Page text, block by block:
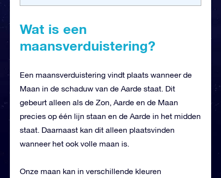
Wat is een
maansverduistering?
Een maansverduistering vindt plaats wanneer de
Maan in de schaduw van de Aarde staat. Dit
gebeurt alleen als de Zon, Aarde en de Maan
precies op één lijn staan en de Aarde in het midden
staat. Daarnaast kan dit alleen plaatsvinden
wanneer het ook volle maan is.
Onze maan kan in verschillende kleuren